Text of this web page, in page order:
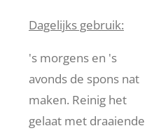
Dagelijks gebruik:
's morgens en 's
avonds de spons nat
maken. Reinig het
gelaat met draaiende